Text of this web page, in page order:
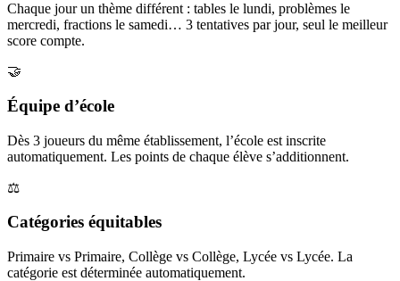
Chaque jour un thème différent : tables le lundi, problèmes le
mercredi, fractions le samedi… 3 tentatives par jour, seul le meilleur
score compte.
🤝
Équipe d’école
Dès 3 joueurs du même établissement, l’école est inscrite
automatiquement. Les points de chaque élève s’additionnent.
⚖️
Catégories équitables
Primaire vs Primaire, Collège vs Collège, Lycée vs Lycée. La
catégorie est déterminée automatiquement.